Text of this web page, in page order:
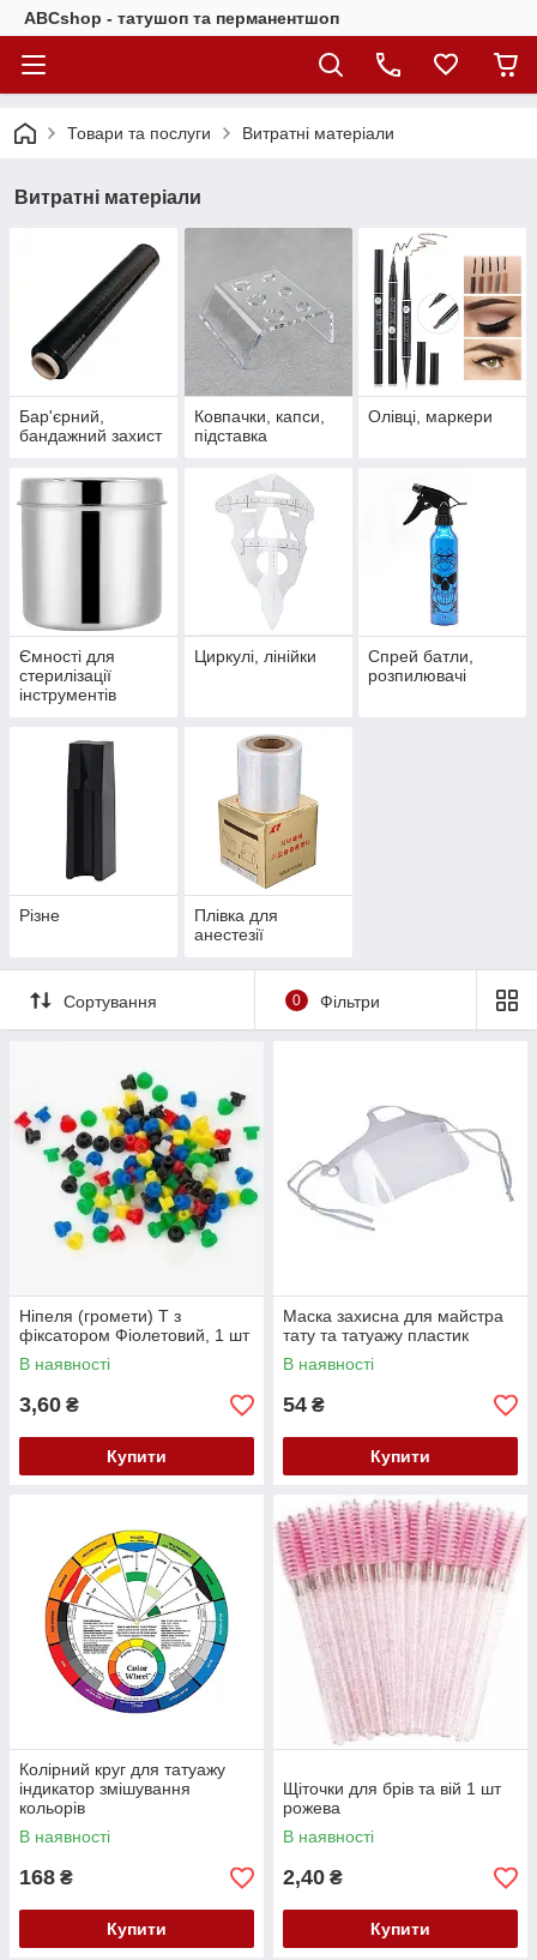
ABCshop - татушоп та перманентшоп
Товари та послуги Витратні матеріали
Витратні матеріали
Бар'єрний,
бандажний захист
Ковпачки, капси,
підставка
Олівці, маркери
Ємності для
стерилізації
інструментів
Циркулі, лінійки
Спрей батли,
розпилювачі
Різне
Плівка для
анестезії
Сортування 0 Фільтри
Ніпеля (громети) Т з
фіксатором Фіолетовий, 1 шт
В наявності
3,60 ₴
Купити
Маска захисна для майстра
тату та татуажу пластик
В наявності
54 ₴
Купити
Колірний круг для татуажу
індикатор змішування
кольорів
В наявності
168 ₴
Купити
Щіточки для брів та вій 1 шт
рожева
В наявності
2,40 ₴
Купити